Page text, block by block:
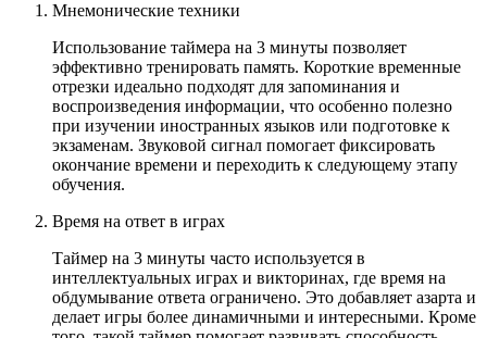
Мнемонические техники
Использование таймера на 3 минуты позволяет
эффективно тренировать память. Короткие временные
отрезки идеально подходят для запоминания и
воспроизведения информации, что особенно полезно
при изучении иностранных языков или подготовке к
экзаменам. Звуковой сигнал помогает фиксировать
окончание времени и переходить к следующему этапу
обучения.
Время на ответ в играх
Таймер на 3 минуты часто используется в
интеллектуальных играх и викторинах, где время на
обдумывание ответа ограничено. Это добавляет азарта и
делает игры более динамичными и интересными. Кроме